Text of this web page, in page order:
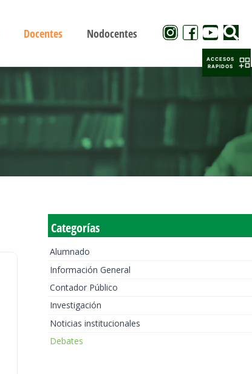
Docentes Nodocentes
Categorías
Alumnado
Información General
Contador Público
Investigación
Noticias institucionales
Debates
ACCESOS
RAPIDOS